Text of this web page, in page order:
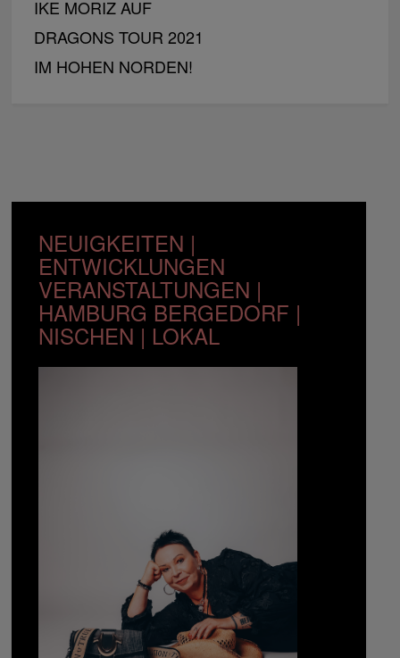
IKE MORIZ AUF
DRAGONS TOUR 2021
IM HOHEN NORDEN!
NEUIGKEITEN |
ENTWICKLUNGEN
VERANSTALTUNGEN |
HAMBURG BERGEDORF |
NISCHEN | LOKAL